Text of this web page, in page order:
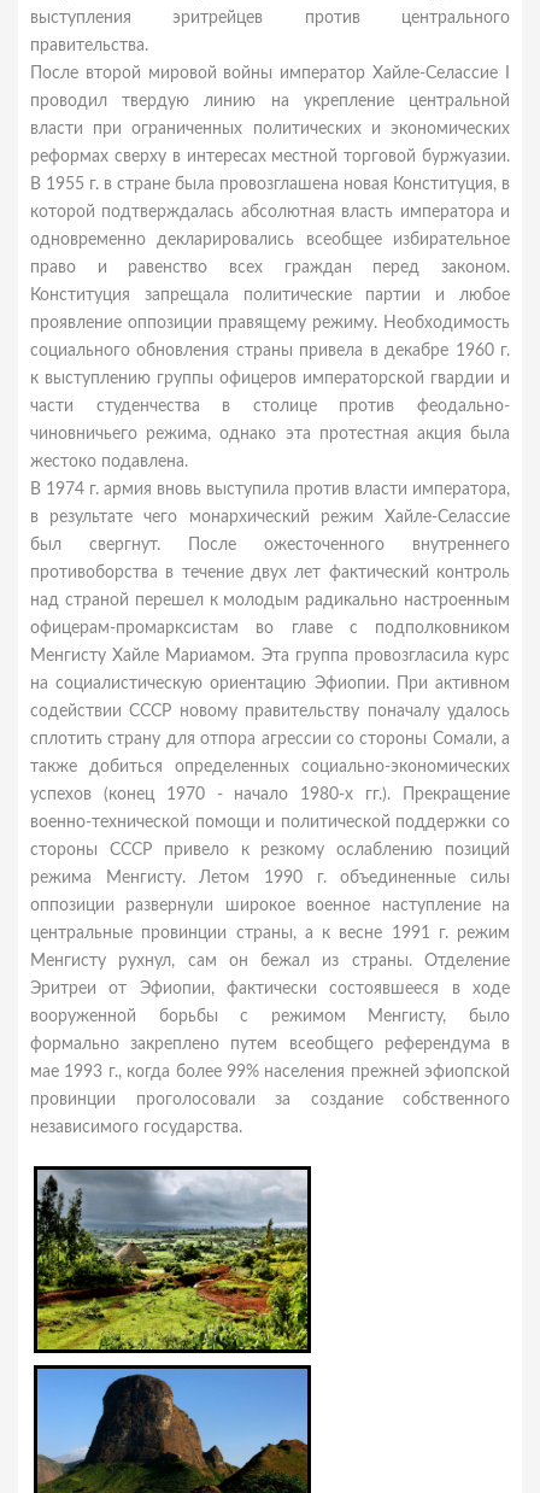
выступления эритрейцев против центрального
правительства.
После второй мировой войны император Хайле-Селассие I
проводил твердую линию на укрепление центральной
власти при ограниченных политических и экономических
реформах сверху в интересах местной торговой буржуазии.
В 1955 г. в стране была провозглашена новая Конституция, в
которой подтверждалась абсолютная власть императора и
одновременно декларировались всеобщее избирательное
право и равенство всех граждан перед законом.
Конституция запрещала политические партии и любое
проявление оппозиции правящему режиму. Необходимость
социального обновления страны привела в декабре 1960 г.
к выступлению группы офицеров императорской гвардии и
части студенчества в столице против феодально-
чиновничьего режима, однако эта протестная акция была
жестоко подавлена.
В 1974 г. армия вновь выступила против власти императора,
в результате чего монархический режим Хайле-Селассие
был свергнут. После ожесточенного внутреннего
противоборства в течение двух лет фактический контроль
над страной перешел к молодым радикально настроенным
офицерам-промарксистам во главе с подполковником
Менгисту Хайле Мариамом. Эта группа провозгласила курс
на социалистическую ориентацию Эфиопии. При активном
содействии СССР новому правительству поначалу удалось
сплотить страну для отпора агрессии со стороны Сомали, а
также добиться определенных социально-экономических
успехов (конец 1970 - начало 1980-х гг.). Прекращение
военно-технической помощи и политической поддержки со
стороны СССР привело к резкому ослаблению позиций
режима Менгисту. Летом 1990 г. объединенные силы
оппозиции развернули широкое военное наступление на
центральные провинции страны, а к весне 1991 г. режим
Менгисту рухнул, сам он бежал из страны. Отделение
Эритреи от Эфиопии, фактически состоявшееся в ходе
вооруженной борьбы с режимом Менгисту, было
формально закреплено путем всеобщего референдума в
мае 1993 г., когда более 99% населения прежней эфиопской
провинции проголосовали за создание собственного
независимого государства.